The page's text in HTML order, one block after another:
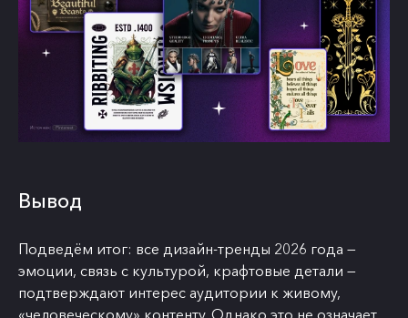
Вывод
Подведём итог: все дизайн-тренды 2026 года —
эмоции, связь с культурой, крафтовые детали —
подтверждают интерес аудитории к живому,